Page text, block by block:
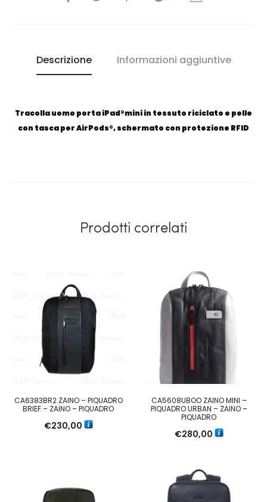
Descrizione Informazioni aggiuntive
Tracolla uomo porta iPad®mini in tessuto riciclato e pelle
con tasca per AirPods®, schermato con protezione RFID
Prodotti correlati
CA6383BR2 ZAINO – PIQUADRO
BRIEF – ZAINO – PIQUADRO
€230,00
CA5608UBOO ZAINO MINI –
PIQUADRO URBAN – ZAINO –
PIQUADRO
€280,00